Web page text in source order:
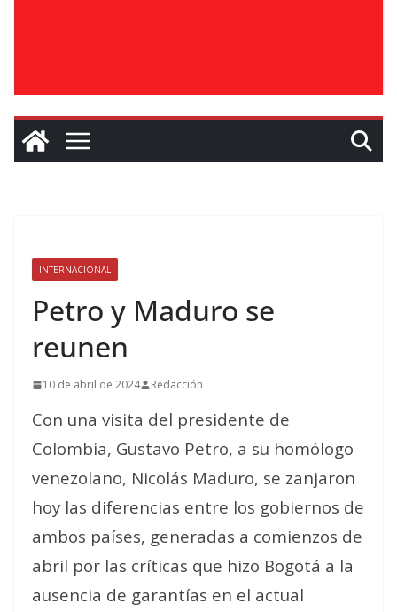
INTERNACIONAL
Petro y Maduro se
reunen
10 de abril de 2024 Redacción
Con una visita del presidente de
Colombia, Gustavo Petro, a su homólogo
venezolano, Nicolás Maduro, se zanjaron
hoy las diferencias entre los gobiernos de
ambos países, generadas a comienzos de
abril por las críticas que hizo Bogotá a la
ausencia de garantías en el actual